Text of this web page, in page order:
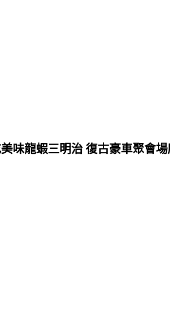
味龍蝦三明治 復古豪車聚會